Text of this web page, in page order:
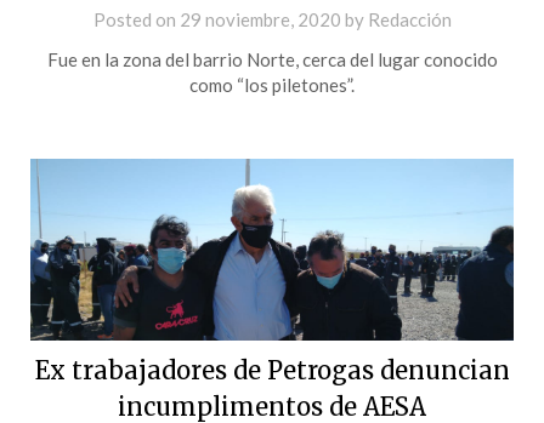
Posted on 29 noviembre, 2020 by Redacción
Fue en la zona del barrio Norte, cerca del lugar conocido
como “los piletones”.
Ex trabajadores de Petrogas denuncian
incumplimentos de AESA